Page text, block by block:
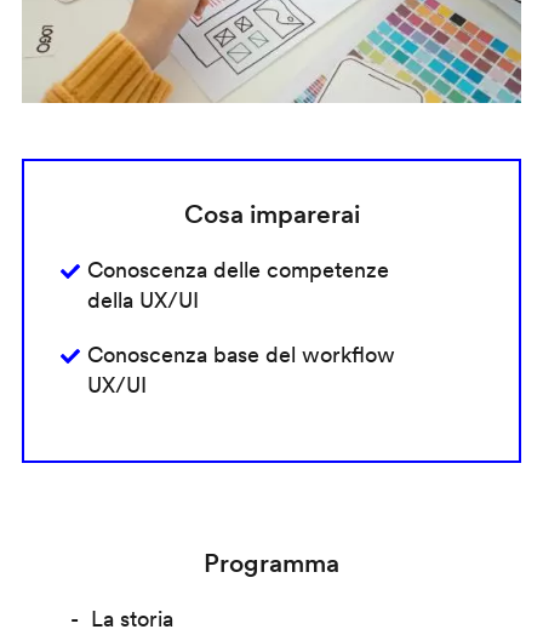
Cosa imparerai
Conoscenza delle competenze
della UX/UI
Conoscenza base del workflow
UX/UI
Programma
La storia